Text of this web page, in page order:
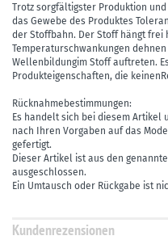
Trotz sorgfältigster Produktion
das Gewebe des Produktes
der Stoffbahn. Der Stoff hängt frei
Temperaturschwankungen
Wellenbildungim Stoff auftreten.
Produkteigenschaften, die
Rücknahmebestimmungen:
Es handelt sich bei diesem Artikel
nach Ihren Vorgaben auf das
gefertigt.
Dieser Artikel ist aus den
ausgeschlossen.
Ein Umtausch oder Rückgabe ist
Kundenrezensionen